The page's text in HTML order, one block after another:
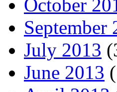
October
September
July 2013
June 2013